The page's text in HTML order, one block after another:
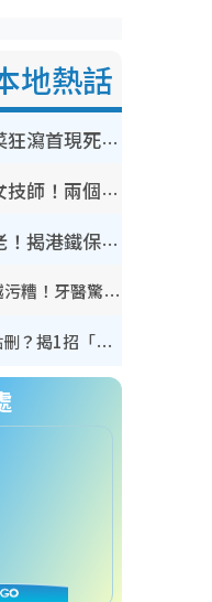
地熱話
奪命寄生蟲｜食生菜狂瀉首現死者！疫潮惡化錄1.8萬宗病例 揭洗菜3大謬誤
銀行高層戀上水療女技師！兩個月借128萬驚覺「沉船」沉落火海 揭背後疑似邪教操控賣淫
內地客歎港人唔識老！揭港鐵保鮮級冷氣 港人求放過：咪投訴
牙線棒亂用隨時越清越污糟！牙醫驚揭盲目過戶細菌恐致蛀牙：呢種先係日常真保養
WhatsApp預設貼圖點刪？揭1招「反向操作」還原簡潔介面 附3步實測教學